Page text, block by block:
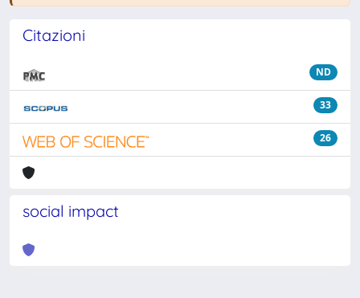
Citazioni
ND
33
26
social impact